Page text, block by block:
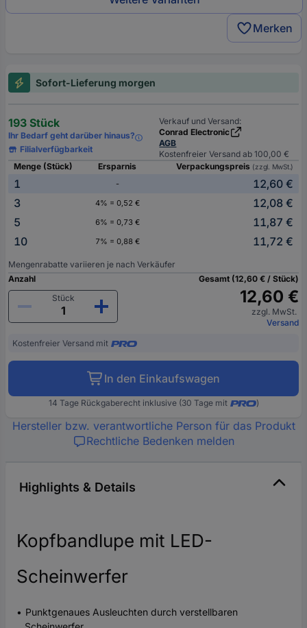
Merken
Sofort-Lieferung morgen
193 Stück
Ihr Bedarf geht darüber hinaus?
Filialverfügbarkeit
Verkauf und Versand:
Conrad Electronic
AGB
Kostenfreier Versand ab 100,00 €
Menge (Stück)
Ersparnis Verpackungspreis (zzgl. MwSt.)
1 -
12,60 €
3
4% = 0,52 €
12,08 €
5
6% = 0,73 €
11,87 €
10
7% = 0,88 € 11,72 €
Mengenrabatte variieren je nach Verkäufer
Anzahl
Stück
Gesamt (12,60 € / Stück)
12,60 €
zzgl. MwSt.
Versand
Kostenfreier Versand mit
In den Einkaufswagen
14 Tage Rückgaberecht inklusive (30 Tage mit )
Hersteller bzw. verantwortliche Person für das Produkt
Rechtliche Bedenken melden
Highlights & Details
Kopfbandlupe mit LED-
Scheinwerfer
Punktgenaues Ausleuchten durch verstellbaren